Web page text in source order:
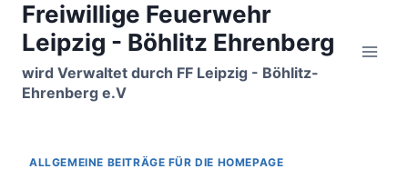
Zum
Inhalt
springen
Freiwillige Feuerwehr
Leipzig - Böhlitz Ehrenberg
wird Verwaltet durch FF Leipzig - Böhlitz-
Ehrenberg e.V
ALLGEMEINE BEITRÄGE FÜR DIE HOMEPAGE